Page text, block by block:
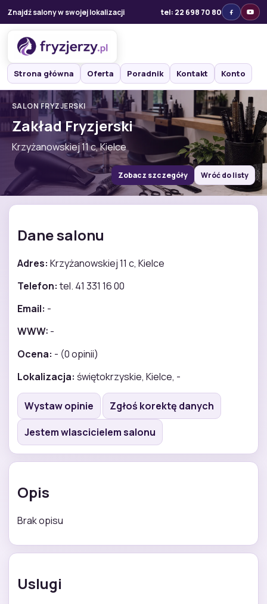
Znajdź salony w swojej lokalizacji tel: 22 698 70 80
Strona główna Oferta Poradnik Kontakt Konto
SALON FRYZJERSKI
Zakład Fryzjerski
Krzyżanowskiej 11 c, Kielce
Zobacz szczegóły Wróć do listy
Dane salonu
Adres: Krzyżanowskiej 11 c, Kielce
Telefon: tel. 41 331 16 00
Email: -
WWW: -
Ocena: - (0 opinii)
Lokalizacja: świętokrzyskie, Kielce, -
Wystaw opinie
Zgłoś korektę danych
Jestem wlascicielem salonu
Opis
Brak opisu
Uslugi